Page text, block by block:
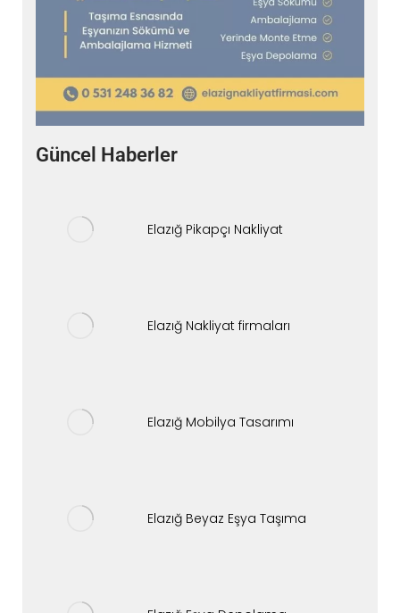
Güncel Haberler
Elazığ Pikapçı Nakliyat
Elazığ Nakliyat firmaları
Elazığ Mobilya Tasarımı
Elazığ Beyaz Eşya Taşıma